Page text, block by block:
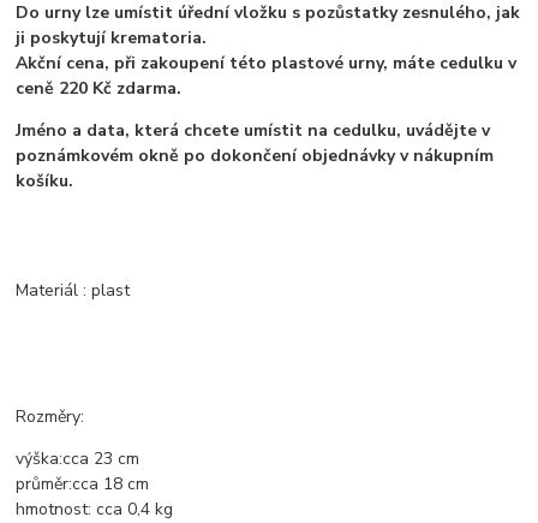
Do urny lze umístit úřední vložku s pozůstatky zesnulého, jak
ji poskytují krematoria.
Akční cena, při zakoupení této plastové urny, máte cedulku v
ceně 220 Kč zdarma.
Jméno a data, která chcete umístit na cedulku, uvádějte v
poznámkovém okně po dokončení objednávky v nákupním
košíku.
Materiál : plast
Rozměry:
výška:cca 23 cm
průměr:cca 18 cm
hmotnost: cca 0,4 kg